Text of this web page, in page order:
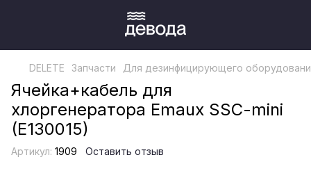
DELETE Запчасти Для дезинфицирующего
Ячейка+кабель для
хлоргенератора Emaux SSC-mini
(E130015)
Артикул: 1909 Оставить отзыв